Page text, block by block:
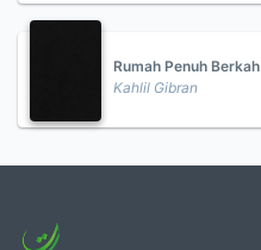
Rumah Penuh Berkah
Kahlil Gibran